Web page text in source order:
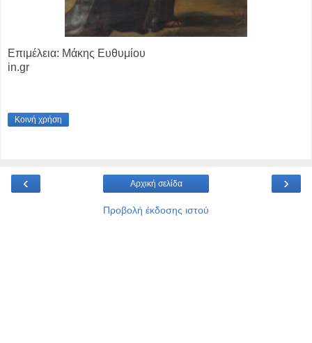
Επιμέλεια: Μάκης Ευθυμίου
in.gr
Κοινή χρήση
‹ ›
Αρχική σελίδα
Προβολή έκδοσης ιστού